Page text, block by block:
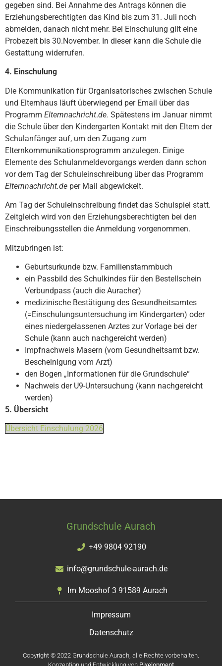
gegeben sind. Bei Annahme des Antrags können die
Erziehungsberechtigten das Kind bis zum 31. Juli noch
abmelden, danach nicht mehr. Bei Einschulung gilt eine
Probezeit bis 30.November. In dieser kann die Schule die
Gestattung widerrufen.
4. Einschulung
Die Kommunikation für Organisatorisches zwischen Schule
und Elternhaus läuft überwiegend per Email über das
Programm Elternnachricht.de. Spätestens im Januar nimmt
die Schule über den Kindergarten Kontakt mit den Eltern der
Schulanfänger auf, um den Zugang zum
Elternkommunikationsprogramm anzulegen. Einige
Elemente des Schulanmeldevorgangs werden dann schon
vor dem Tag der Schuleinschreibung über das Programm
Elternnachricht.de per Mail abgewickelt.
Am Tag der Schuleinschreibung findet das Schulspiel statt.
Zeitgleich wird von den Erziehungsberechtigten bei den
Einschreibungsstellen die Anmeldung vorgenommen.
Mitzubringen ist:
Geburtsurkunde bzw. Familienstammbuch
ein Passbild des Schulkindes für den Bestellschein
Verbundpass (auch die Auracher)
medizinische Bestätigung des Gesundheitsamtes
(=Einschulungsuntersuchung im Kindergarten) oder
eines niedergelassenen Arztes zur Vorlage bei der
Schule (kann auch nachgereicht werden)
Impfnachweis Masern (vom Gesundheitsamt bzw.
Bescheinigung vom Arzt)
den Bogen „Informationen für die Grundschule“
Nachweis der U9-Untersuchung (kann nachgereicht
werden)
5. Übersicht
Übersicht Einschulung 2026
Grundschule Aurach
+49 9804 92190
info@grundschule-aurach.de
Im Mooshof 3 91589 Aurach
Impressum
Datenschutz
Copyright © 2022 Grundschule Aurach, alle Rechte vorbehalten.